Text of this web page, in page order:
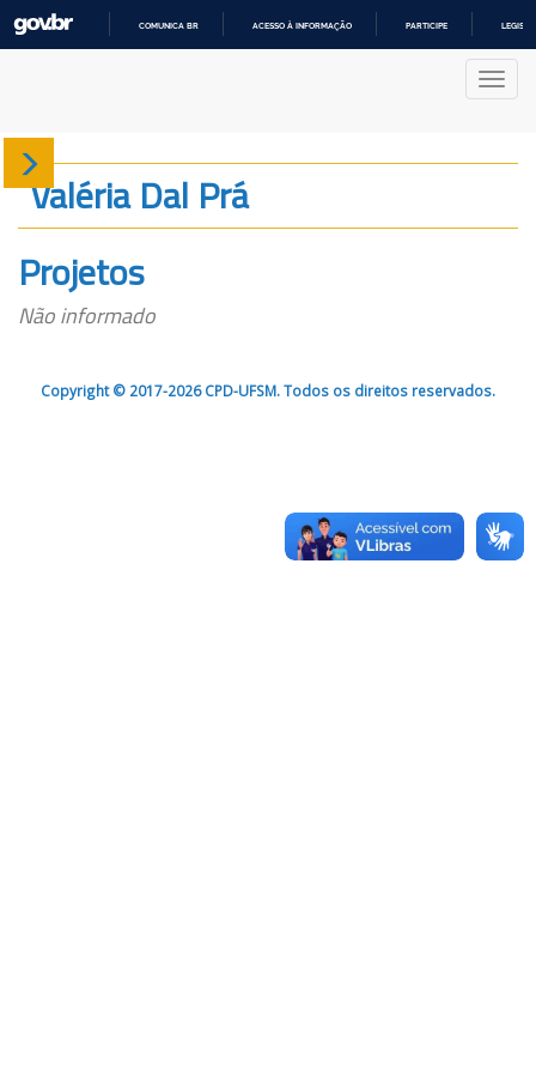
COMUNICA BR ACESSO À INFORMAÇÃO PARTICIPE
Sobre
Produção
Projetos
Valéria Dal Prá
Projetos
Não informado
Copyright © 2017-2026 CPD-UFSM. Todos os direitos reservados.